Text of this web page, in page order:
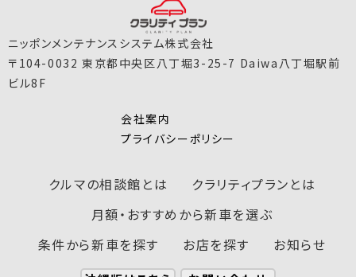
ニッポンメンテナンスシステム株式会社
〒104-0032 東京都中央区八丁堀3-25-7 Daiwa八丁堀駅前
ビル8F
会社案内
プライバシーポリシー
クルマの相談館とは
クラリティプランとは
月額・おすすめから新車を選ぶ
条件から新車を探す
お店を探す お知らせ